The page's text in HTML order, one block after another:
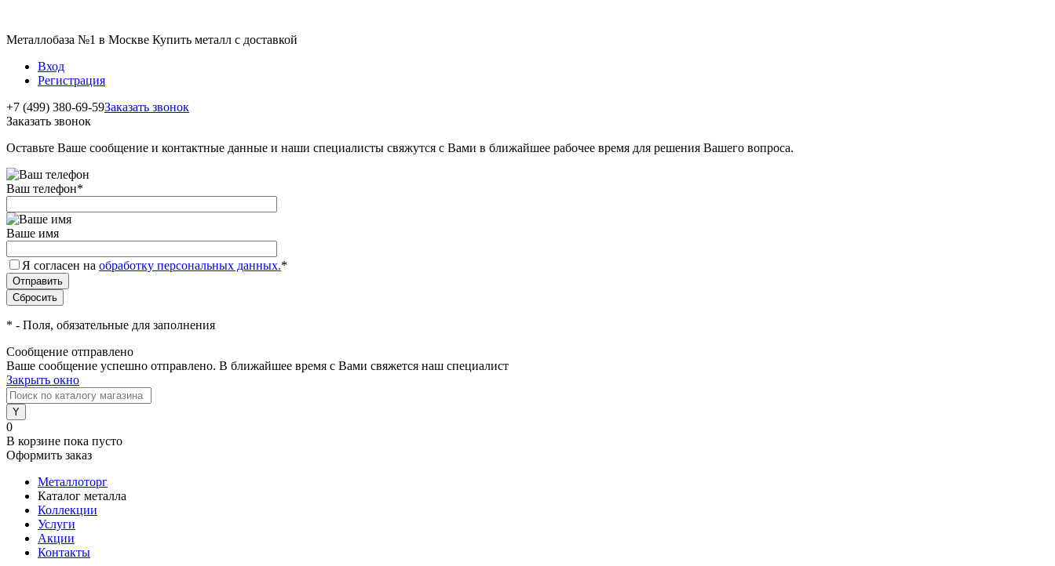
Металлобаза №1 в Москве Купить металл с доставкой
Вход
Регистрация
+7 (499) 380-69-59Заказать звонок
Заказать звонок
Оставьте Ваше сообщение и контактные данные и наши специалисты свяжутся с Вами в ближайшее рабочее время для решения Вашего вопроса.
Ваш телефон*
Ваше имя
Я согласен на обработку персональных данных.*
* - Поля, обязательные для заполнения
Сообщение отправлено
Ваше сообщение успешно отправлено. В ближайшее время с Вами свяжется наш специалист
Закрыть окно
0
В корзине пока пусто
Оформить заказ
Металлоторг
Каталог металла
Коллекции
Услуги
Акции
Контакты